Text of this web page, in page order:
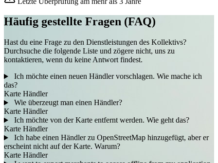
Häufig gestellte Fragen (FAQ)
Hast du eine Frage zu den Dienstleistungen des Kollektivs?
Durchsuche die folgende Liste und zögere nicht, uns zu
kontaktieren, wenn du keine Antwort findest.
Ich möchte einen neuen Händler vorschlagen. Wie mache ich
das?
Karte Händler
Wie überzeugt man einen Händler?
Karte Händler
Ich möchte von der Karte entfernt werden. Wie geht das?
Karte Händler
Ich habe einen Händler zu OpenStreetMap hinzugefügt, aber er
erscheint nicht auf der Karte. Warum?
Karte Händler